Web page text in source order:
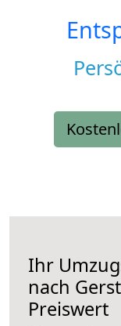
Ihr
nach
Preiswert